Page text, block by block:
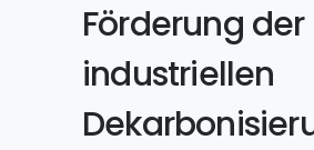
Förderung der
industriellen